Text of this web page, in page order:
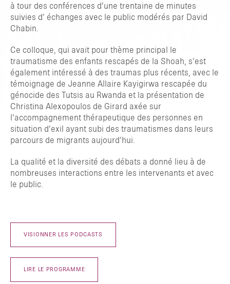
à tour des conférences d’une trentaine de minutes
suivies d’ échanges avec le public modérés par David
Chabin.
Ce colloque, qui avait pour thème principal le
traumatisme des enfants rescapés de la Shoah, s’est
également intéressé à des traumas plus récents, avec le
témoignage de Jeanne Allaire Kayigirwa rescapée du
génocide des Tutsis au Rwanda et la présentation de
Christina Alexopoulos de Girard axée sur
l’accompagnement thérapeutique des personnes en
situation d’exil ayant subi des traumatismes dans leurs
parcours de migrants aujourd’hui.
La qualité et la diversité des débats a donné lieu à de
nombreuses interactions entre les intervenants et avec
le public.
VISIONNER LES PODCASTS
LIRE LE PROGRAMME